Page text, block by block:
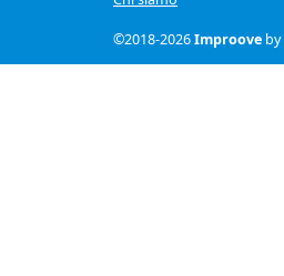
©2018-2026Improove by